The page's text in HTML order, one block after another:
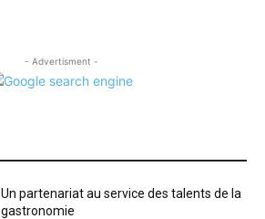
- Advertisment -
Un partenariat au service des talents de la
gastronomie